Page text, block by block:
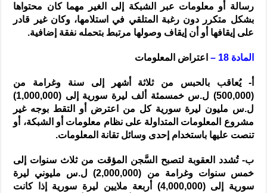
رسالة أو معلومات عبر الشبكة إلى الغير مهما كان محتواها
بشكل متكرر دون رغبة المتلقي في استلامها، وكان غير قادر
على إيقافها أو أن إيقاف وصولها مرتبط بتحمله نفقة إضافية.
المادة 18 – اعتراض المعلومات
أ- يُعاقب بالحبس من ثلاثة أشهر إلى سنة وغرامة من
(500,000) ل.س خمسمئة ألف ليرة سورية إلى (1,000,000)
ل.س مليون ليرة سورية كل من اعترض أو التقط بوجه غير
مشروع المعلومات المتداولة على نظام معلومات أو الشبكة، أو
تنصت عليها باستخدام إحدى وسائل تقانة المعلومات.
ب- تُشدد العقوبة لتصبح السَّجن المؤقت من ثلاث سنوات إلى
خمس سنوات وغرامة من (2,000,000) ل.س مليوني ليرة
سورية إلى (4,000,000) أربعة ملايين ليرة سورية إذا كانت